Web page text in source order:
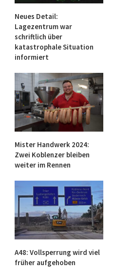
Neues Detail:
Lagezentrum war
schriftlich über
katastrophale Situation
informiert
Mister Handwerk 2024:
Zwei Koblenzer bleiben
weiter im Rennen
A48: Vollsperrung wird viel
früher aufgehoben